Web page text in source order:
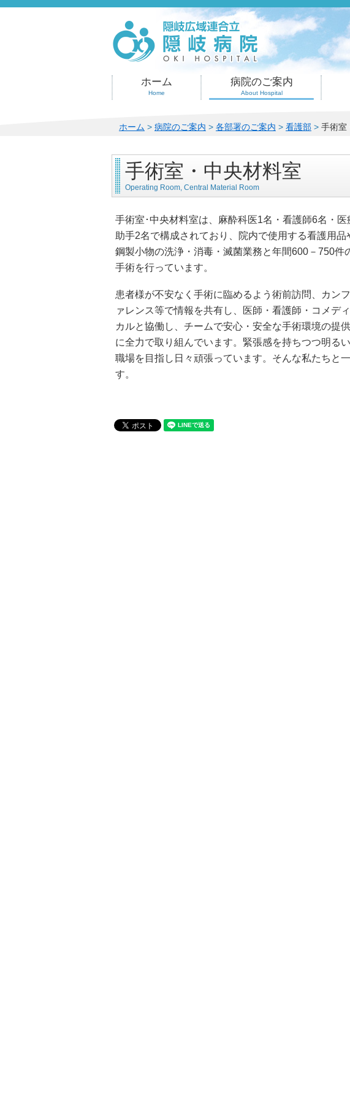
このページの本文へ
ホーム
Home
病院のご案内
About Hospital
こ
ペ
ー
ジ
の
置:
ホーム > 病院のご案内 > 各部署のご案内 > 看護部 > 手術室
手術室・中央材料室
Operating Room, Central Material Room
手術室･中央材料室は、麻酔科医1名・看護師6名・医
助手2名で構成されており、院内で使用する看護用品
鋼製小物の洗浄・消毒・滅菌業務と年間600－750件
手術を行っています。
患者様が不安なく手術に臨めるよう術前訪問、カンフ
ァレンス等で情報を共有し、医師・看護師・コメディ
カルと協働し、チームで安心・安全な手術環境の提供
に全力で取り組んでいます。緊張感を持ちつつ明るい
職場を目指し日々頑張っています。そんな私たちと
す。